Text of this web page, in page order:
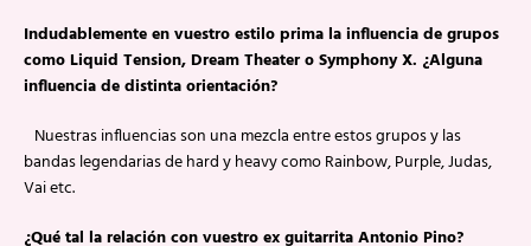
Indudablemente en vuestro estilo prima la influencia de grupos
como Liquid Tension, Dream Theater o Symphony X. ¿Alguna
influencia de distinta orientación?
Nuestras influencias son una mezcla entre estos grupos y las
bandas legendarias de hard y heavy como Rainbow, Purple, Judas,
Vai etc.
¿Qué tal la relación con vuestro ex guitarrita Antonio Pino?